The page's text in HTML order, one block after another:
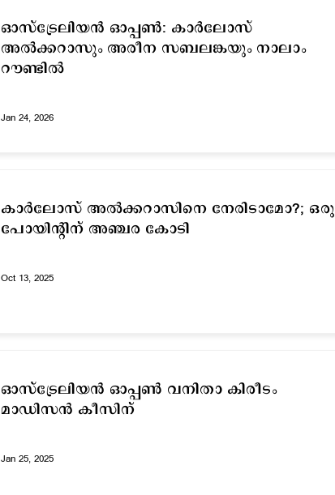
ഓസ്ട്രേലിയൻ ഓപ്പൺ: കാർലോസ്
അൽക്കറാസും അരീന സബലങ്കയും നാലാം
റൗണ്ടിൽ
Jan 24, 2026
കാര്‍ലോസ് അൽക്കറാസിനെ നേരിടാമോ?; ഒരു
പോയിന്റിന് അഞ്ചര കോടി
Oct 13, 2025
ഓസ്ട്രേലിയന്‍ ഓപ്പണ്‍ വനിതാ കിരീടം
മാഡിസന്‍ കീസിന്
Jan 25, 2025